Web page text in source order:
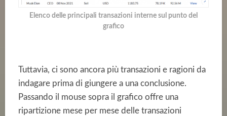
Elenco delle principali transazioni interne sul punto del
grafico
Tuttavia, ci sono ancora più transazioni e ragioni da
indagare prima di giungere a una conclusione.
Passando il mouse sopra il grafico offre una
ripartizione mese per mese delle transazioni